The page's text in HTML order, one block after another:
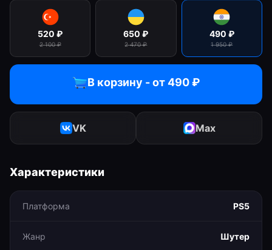
520 ₽
2 100₽
650 ₽
2 470₽
490 ₽
1 950₽
В корзину - от490₽
VK Max
Характеристики
Платформа PS5
Жанр Шутер